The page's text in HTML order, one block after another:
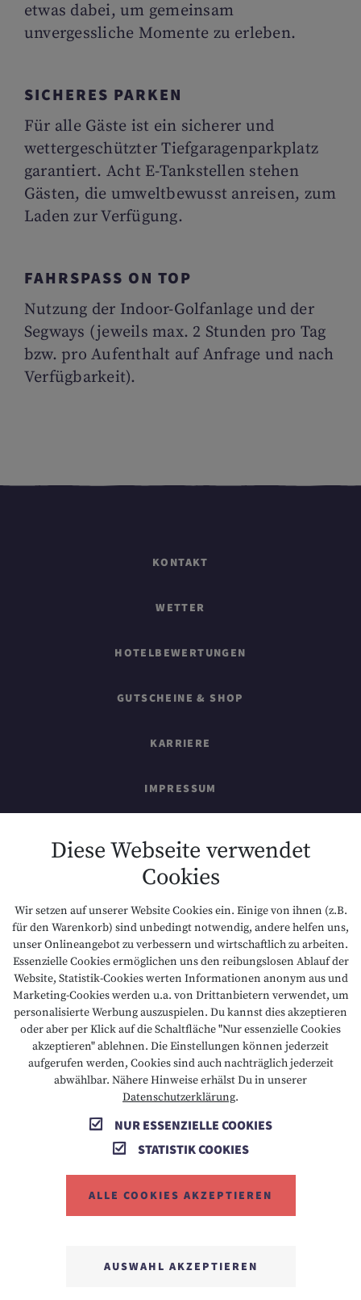
etwas dabei, um gemeinsam
unvergessliche Momente zu erleben.
SICHERES PARKEN
Für alle Gäste ist ein sicherer und
wettergeschützter Tiefgaragenparkplatz
garantiert. Acht E-Tankstellen stehen
Gästen, die umweltbewusst anreisen, zum
Laden zur Verfügung.
FAHRSPASS ON TOP
Nutzung der Indoor-Golfanlage und der
Segways (jeweils max. 2 Stunden pro Tag
bzw. pro Aufenthalt auf Anfrage und nach
Verfügbarkeit).
KONTAKT
WETTER
HOTELBEWERTUNGEN
GUTSCHEINE & SHOP
KARRIERE
IMPRESSUM
DATENSCHUTZ
NACHHALTIGKEIT
BARRIEREFREIHEIT
T +43 5673 2424 E info@hotelalpenrose.at
A Danielstrasse 3, 6631 Lermoos, AT
Diese Webseite verwendet
Cookies
Wir setzen auf unserer Website Cookies ein. Einige von ihnen (z.B.
für den Warenkorb) sind unbedingt notwendig, andere helfen uns,
unser Onlineangebot zu verbessern und wirtschaftlich zu arbeiten.
Essenzielle Cookies ermöglichen uns den reibungslosen Ablauf der
Website, Statistik-Cookies werten Informationen anonym aus und
Marketing-Cookies werden u.a. von Drittanbietern verwendet, um
personalisierte Werbung auszuspielen. Du kannst dies akzeptieren
oder aber per Klick auf die Schaltfläche "Nur essenzielle Cookies
akzeptieren" ablehnen. Die Einstellungen können jederzeit
aufgerufen werden, Cookies sind auch nachträglich jederzeit
abwählbar. Nähere Hinweise erhälst Du in unserer
Datenschutzerklärung.
NUR ESSENZIELLE COOKIES
STATISTIK COOKIES
ALLE COOKIES AKZEPTIEREN
AUSWAHL AKZEPTIEREN